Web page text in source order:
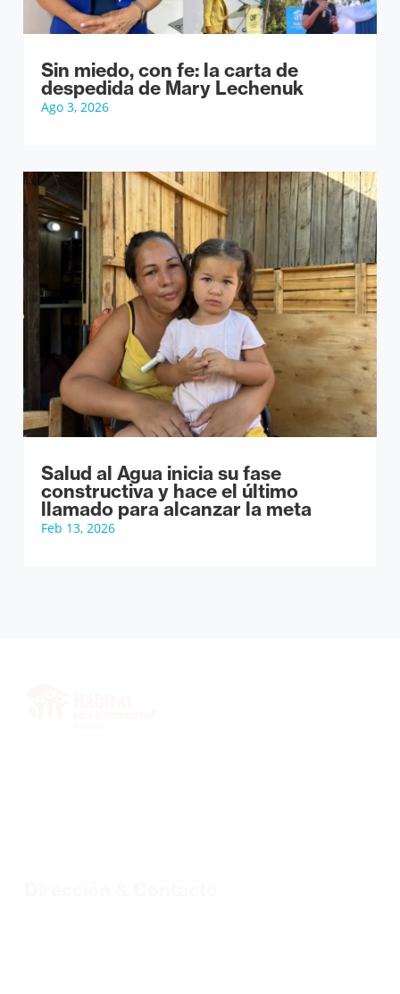
Sin miedo, con fe: la carta de
despedida de Mary Lechenuk
Ago 3, 2026
Salud al Agua inicia su fase
constructiva y hace el último
llamado para alcanzar la meta
Feb 13, 2026